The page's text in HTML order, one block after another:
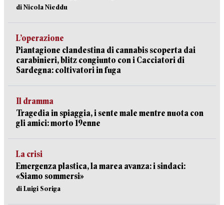
di Nicola Nieddu
L’operazione
Piantagione clandestina di cannabis scoperta dai
carabinieri, blitz congiunto con i Cacciatori di
Sardegna: coltivatori in fuga
Il dramma
Tragedia in spiaggia, i sente male mentre nuota con
gli amici: morto 19enne
La crisi
Emergenza plastica, la marea avanza: i sindaci:
«Siamo sommersi»
di Luigi Soriga